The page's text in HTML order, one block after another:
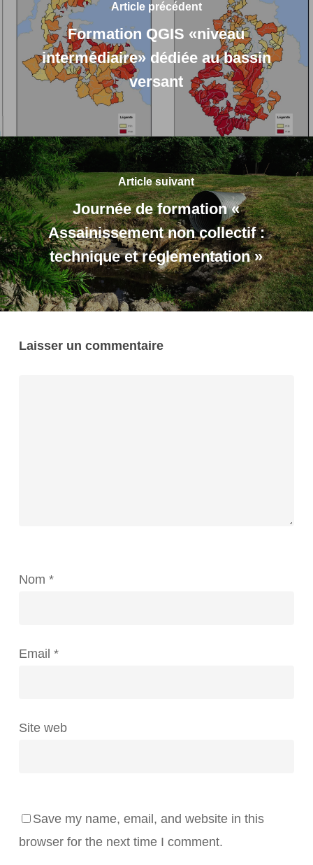
Article précédent
Formation QGIS «niveau
intermédiaire» dédiée au bassin
versant
Article suivant
Journée de formation «
Assainissement non collectif :
technique et réglementation »
Laisser un commentaire
Nom *
Email *
Site web
Save my name, email, and website in this
browser for the next time I comment.